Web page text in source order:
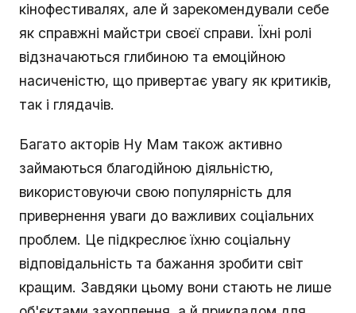
кінофестивалях, але й зарекомендували себе
як справжні майстри своєї справи. Їхні ролі
відзначаються глибиною та емоційною
насиченістю, що привертає увагу як критиків,
так і глядачів.
Багато акторів Ну Мам також активно
займаються благодійною діяльністю,
використовуючи свою популярність для
привернення уваги до важливих соціальних
проблем. Це підкреслює їхню соціальну
відповідальність та бажання зробити світ
кращим. Завдяки цьому вони стають не лише